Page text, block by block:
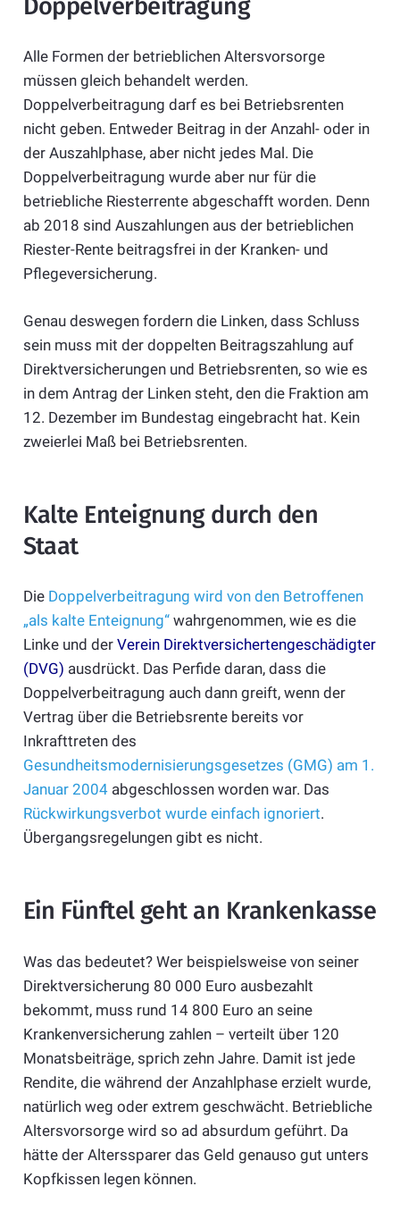
Doppelverbeitragung
Alle Formen der betrieblichen Altersvorsorge
müssen gleich behandelt werden.
Doppelverbeitragung darf es bei Betriebsrenten
nicht geben. Entweder Beitrag in der Anzahl- oder in
der Auszahlphase, aber nicht jedes Mal. Die
Doppelverbeitragung wurde aber nur für die
betriebliche Riesterrente abgeschafft worden. Denn
ab 2018 sind Auszahlungen aus der betrieblichen
Riester-Rente beitragsfrei in der Kranken- und
Pflegeversicherung.
Genau deswegen fordern die Linken, dass Schluss
sein muss mit der doppelten Beitragszahlung auf
Direktversicherungen und Betriebsrenten, so wie es
in dem Antrag der Linken steht, den die Fraktion am
12. Dezember im Bundestag eingebracht hat. Kein
zweierlei Maß bei Betriebsrenten.
Kalte Enteignung durch den
Staat
Die Doppelverbeitragung wird von den Betroffenen
„als kalte Enteignung“wahrgenommen, wie es die
Linke und der Verein Direktversichertengeschädigter
(DVG) ausdrückt. Das Perfide daran, dass die
Doppelverbeitragung auch dann greift, wenn der
Vertrag über die Betriebsrente bereits vor
Inkrafttreten des
Gesundheitsmodernisierungsgesetzes (GMG) am 1.
Januar 2004abgeschlossen worden war. Das
Rückwirkungsverbot wurde einfach ignoriert.
Übergangsregelungen gibt es nicht.
Ein Fünftel geht an Krankenkasse
Was das bedeutet? Wer beispielsweise von seiner
Direktversicherung 80 000 Euro ausbezahlt
bekommt, muss rund 14 800 Euro an seine
Krankenversicherung zahlen – verteilt über 120
Monatsbeiträge, sprich zehn Jahre. Damit ist jede
Rendite, die während der Anzahlphase erzielt wurde,
natürlich weg oder extrem geschwächt. Betriebliche
Altersvorsorge wird so ad absurdum geführt. Da
hätte der Alterssparer das Geld genauso gut unters
Kopfkissen legen können.